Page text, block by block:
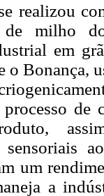
realizou
milho
em
o Bonança,
de
um
a